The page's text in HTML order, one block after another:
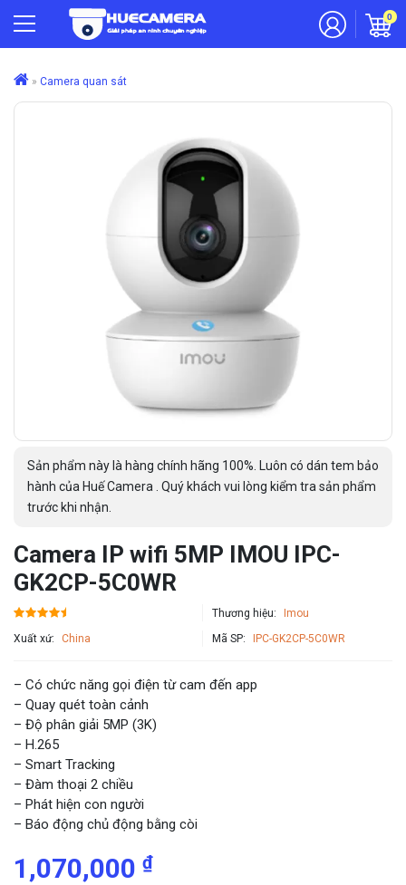
0
» Camera quan sát
Sản phẩm này là hàng chính hãng 100%. Luôn có dán tem bảo
hành của Huế Camera . Quý khách vui lòng kiểm tra sản phẩm
trước khi nhận.
Camera IP wifi 5MP IMOU IPC-
GK2CP-5C0WR
Thương hiệu: Imou
Xuất xứ: China Mã SP: IPC-GK2CP-5C0WR
– Có chức năng gọi điện từ cam đến app
– Quay quét toàn cảnh
– Độ phân giải 5MP (3K)
– H.265
– Smart Tracking
– Đàm thoại 2 chiều
– Phát hiện con người
– Báo động chủ động bằng còi
1,070,000 ₫